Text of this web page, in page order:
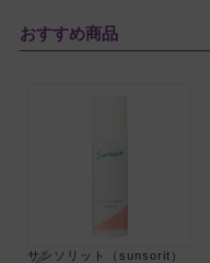
おすすめ商品
サンソリット（sunsorit）